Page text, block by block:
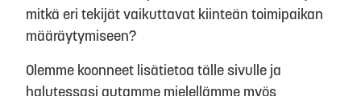
mitkä eri tekijät vaikuttavat kiinteän toimipaikan
määräytymiseen?
Olemme koonneet lisätietoa tälle sivulle ja
halutessasi autamme mielellämme myös